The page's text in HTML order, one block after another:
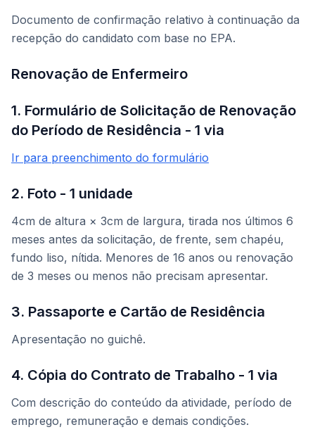
Documento de confirmação relativo à continuação da
recepção do candidato com base no EPA.
Renovação de Enfermeiro
1. Formulário de Solicitação de Renovação
do Período de Residência - 1 via
Ir para preenchimento do formulário
2. Foto - 1 unidade
4cm de altura × 3cm de largura, tirada nos últimos 6
meses antes da solicitação, de frente, sem chapéu,
fundo liso, nítida. Menores de 16 anos ou renovação
de 3 meses ou menos não precisam apresentar.
3. Passaporte e Cartão de Residência
Apresentação no guichê.
4. Cópia do Contrato de Trabalho - 1 via
Com descrição do conteúdo da atividade, período de
emprego, remuneração e demais condições.